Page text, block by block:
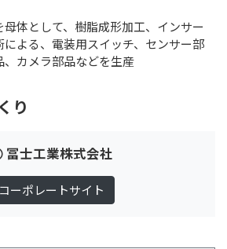
体として、樹脂成形加工、インサー
による、電装用スイッチ、センサー部
カメラ部品などを生産
り
冨士工業株式会社
コーポレートサイト